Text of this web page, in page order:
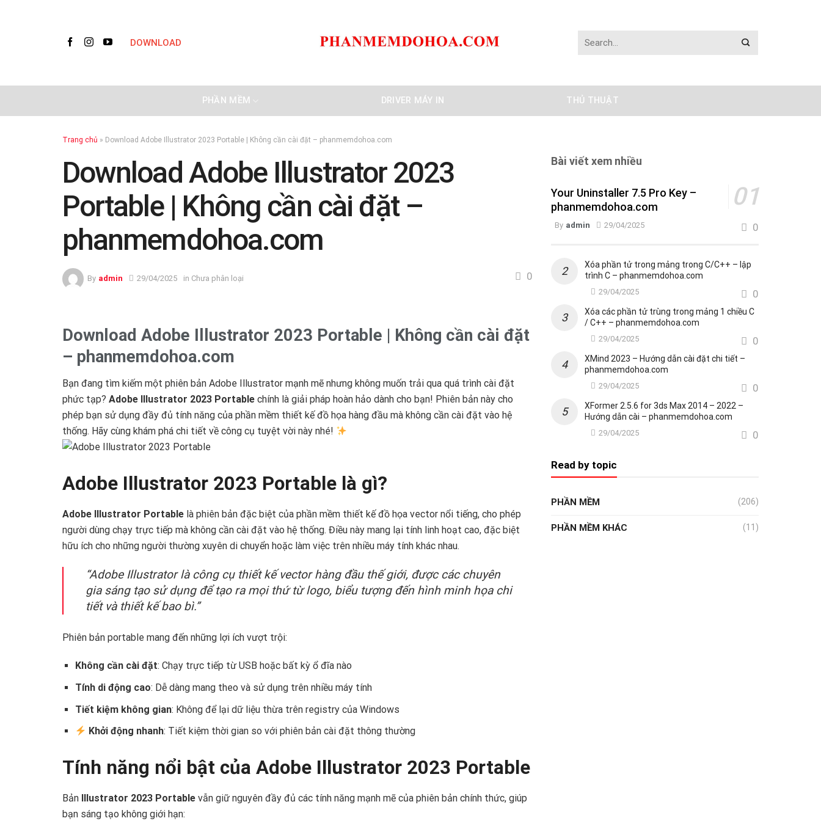
DOWNLOAD
PHẦN MỀM DRIVER MÁY IN THỦ THUẬT
Trang chủ » Download Adobe Illustrator 2023 Portable | Không cần cài đặt – phanmemdohoa.com
Download Adobe Illustrator 2023
Portable | Không cần cài đặt –
phanmemdohoa.com
By admin 29/04/2025 in Chưa phân loại 0
Download Adobe Illustrator 2023 Portable | Không cần cài đặt
– phanmemdohoa.com
Bạn đang tìm kiếm một phiên bản Adobe Illustrator mạnh mẽ nhưng không muốn trải qua quá trình cài đặt
phức tạp? Adobe Illustrator 2023 Portable chính là giải pháp hoàn hảo dành cho bạn! Phiên bản này cho
phép bạn sử dụng đầy đủ tính năng của phần mềm thiết kế đồ họa hàng đầu mà không cần cài đặt vào hệ
thống. Hãy cùng khám phá chi tiết về công cụ tuyệt vời này nhé!
Adobe Illustrator 2023 Portable là gì?
Adobe Illustrator Portable là phiên bản đặc biệt của phần mềm thiết kế đồ họa vector nổi tiếng, cho phép
người dùng chạy trực tiếp mà không cần cài đặt vào hệ thống. Điều này mang lại tính linh hoạt cao, đặc biệt
hữu ích cho những người thường xuyên di chuyển hoặc làm việc trên nhiều máy tính khác nhau.
“Adobe Illustrator là công cụ thiết kế vector hàng đầu thế giới, được các chuyên
gia sáng tạo sử dụng để tạo ra mọi thứ từ logo, biểu tượng đến hình minh họa chi
tiết và thiết kế bao bì.”
Phiên bản portable mang đến những lợi ích vượt trội:
Không cần cài đặt: Chạy trực tiếp từ USB hoặc bất kỳ ổ đĩa nào
Tính di động cao: Dễ dàng mang theo và sử dụng trên nhiều máy tính
Tiết kiệm không gian: Không để lại dữ liệu thừa trên registry của Windows
Khởi động nhanh: Tiết kiệm thời gian so với phiên bản cài đặt thông thường
Tính năng nổi bật của Adobe Illustrator 2023 Portable
Bản Illustrator 2023 Portable vẫn giữ nguyên đầy đủ các tính năng mạnh mẽ của phiên bản chính thức, giúp
bạn sáng tạo không giới hạn:
Bài viết xem nhiều
Your Uninstaller 7.5 Pro Key –
phanmemdohoa.com
By admin 29/04/2025 0
Xóa phần tử trong mảng trong C/C++ – lập
trình C – phanmemdohoa.com
29/04/2025 0
Xóa các phần tử trùng trong mảng 1 chiều C
/ C++ – phanmemdohoa.com
29/04/2025 0
XMind 2023 – Hướng dẫn cài đặt chi tiết –
phanmemdohoa.com
29/04/2025 0
XFormer 2.5.6 for 3ds Max 2014 – 2022 –
Hướng dẫn cài – phanmemdohoa.com
29/04/2025 0
Read by topic
PHẦN MỀM (206)
PHẦN MỀM KHÁC (11)